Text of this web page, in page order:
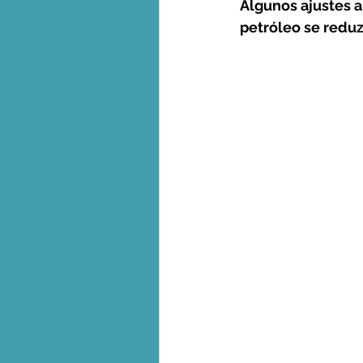
Biodiversidad -
Algunos ajustes
petróleo se